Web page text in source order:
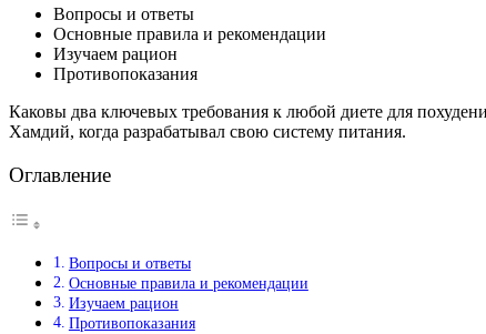
Вопросы и ответы
Основные правила и рекомендации
Изучаем рацион
Противопоказания
Каковы два ключевых требования к любой диете для
Хамдий, когда разрабатывал свою систему питания.
Оглавление
Вопросы и ответы
Основные правила и рекомендации
Изучаем рацион
Противопоказания